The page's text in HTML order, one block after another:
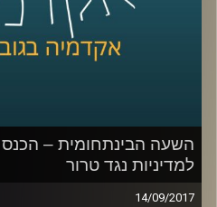
השעה הבינתחומית – הכנס
למדיניות נגד טרור
14/09/2017